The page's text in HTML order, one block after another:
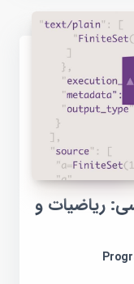
ریاضیات و